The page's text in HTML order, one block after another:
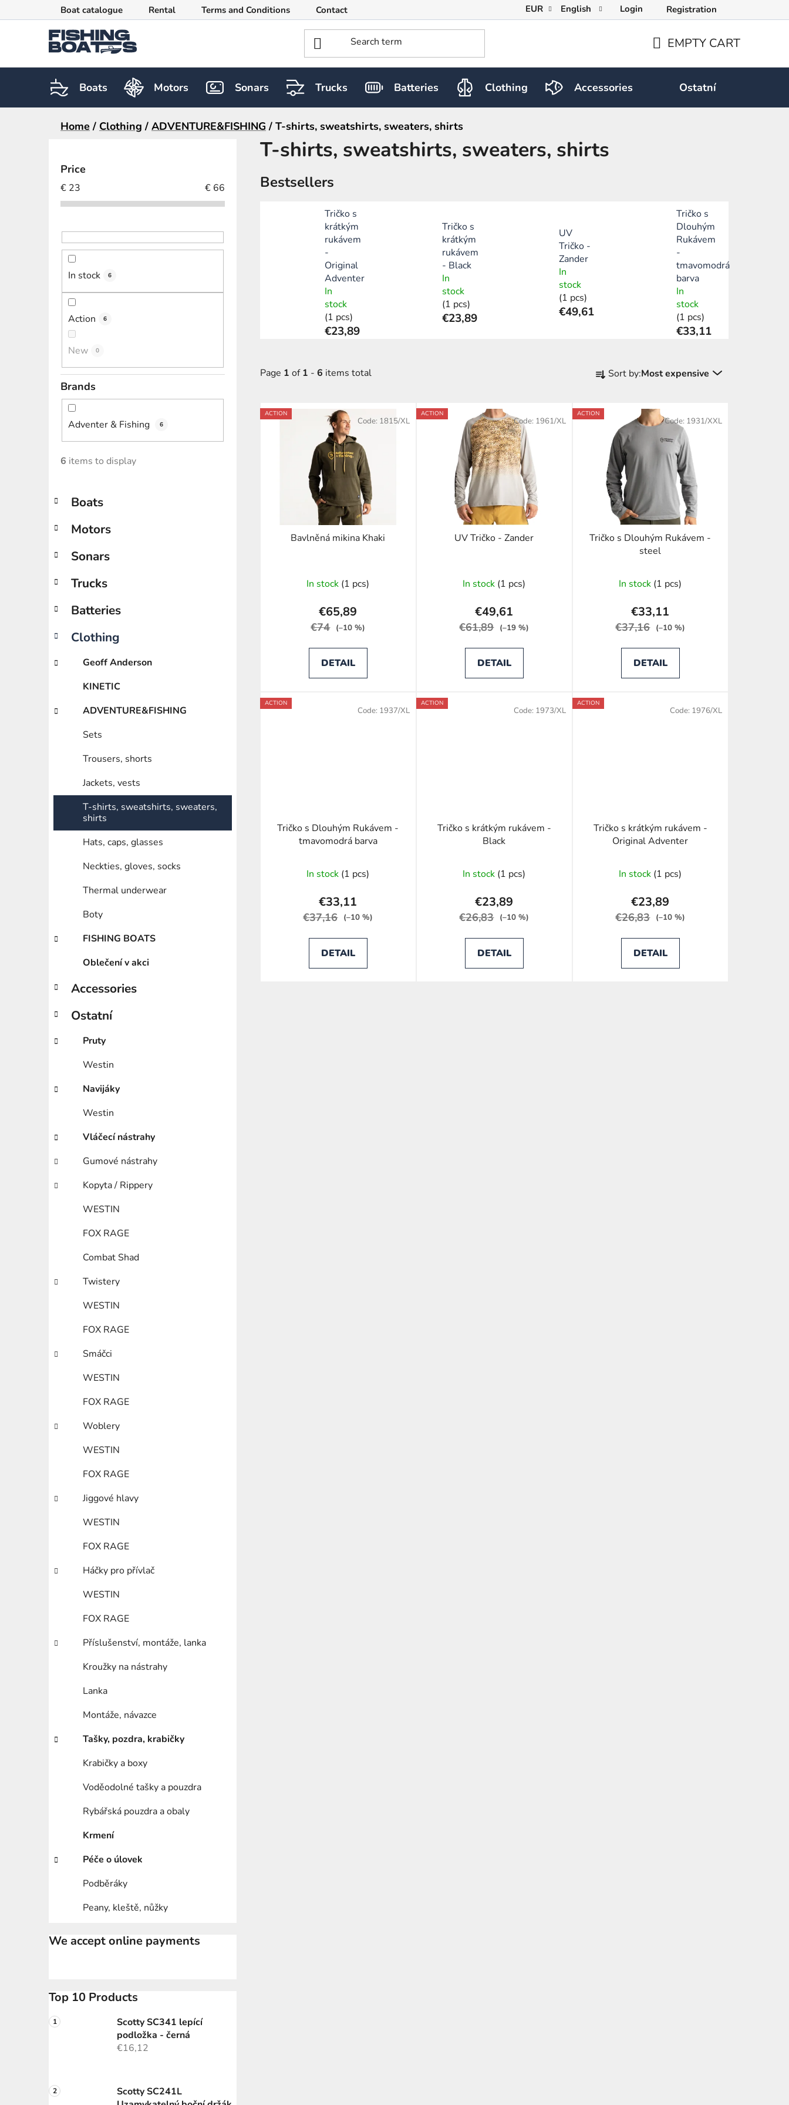
to
Boat catalogue Rental Terms and Conditions Contact EUR English Login Registration
CART
EMPTY CART
Boats Motors Sonars Trucks Batteries Clothing Accessories Ostatní
Home / Clothing / ADVENTURE&FISHING / T-shirts, sweatshirts, sweaters, shirts
Price
€ 23 € 66
In stock 6
Action 6
New 0
Brands
Adventer & Fishing 6
6 items to display
categories
o
Boats
Motors
Sonars
Trucks
Batteries
Clothing
Geoff Anderson
KINETIC
ADVENTURE&FISHING
Sets
Trousers, shorts
Jackets, vests
T-shirts, sweatshirts, sweaters,
shirts
Hats, caps, glasses
Neckties, gloves, socks
Thermal underwear
Boty
FISHING BOATS
Oblečení v akci
Accessories
Ostatní
Pruty
Westin
Navijáky
Westin
Vláčecí nástrahy
Gumové nástrahy
Kopyta / Rippery
WESTIN
FOX RAGE
Combat Shad
Twistery
WESTIN
FOX RAGE
Smáčci
WESTIN
FOX RAGE
Woblery
WESTIN
FOX RAGE
Jiggové hlavy
WESTIN
FOX RAGE
Háčky pro přívlač
WESTIN
FOX RAGE
Příslušenství, montáže, lanka
Kroužky na nástrahy
Lanka
Montáže, návazce
Tašky, pozdra, krabičky
Krabičky a boxy
Voděodolné tašky a pouzdra
Rybářská pouzdra a obaly
Krmení
Péče o úlovek
Podběráky
Peany, kleště, nůžky
We accept online payments
Top 10 Products
Scotty SC341 lepící
podložka - černá
€16,12
Scotty SC241L
T-shirts, sweatshirts, sweaters, shirts
Bestsellers
Tričko s
krátkým
rukávem
-
Original
Adventer
In
stock
(1 pcs)
€23,89
Tričko s
krátkým
rukávem
- Black
In
stock
(1 pcs)
€23,89
UV
Tričko -
Zander
In
stock
(1 pcs)
€49,61
Tričko s
Dlouhým
Rukávem
-
tmavomodrá
barva
In
stock
(1 pcs)
€33,11
Page 1 of1 - 6 items total
r
d
u
i
Sort by:Most expensive
L
i
ACTION
Bavlněná mikina Khaki
In stock (1 pcs)
€65,89
€74 (–10 %)
DETAIL
Code: 1815/XL
ACTION
UV Tričko - Zander
In stock (1 pcs)
€49,61
€61,89 (–19 %)
DETAIL
Code: 1961/XL
ACTION
Tričko s Dlouhým Rukávem -
steel
In stock (1 pcs)
€33,11
€37,16 (–10 %)
DETAIL
Code: 1931/XXL
ACTION
Tričko s Dlouhým Rukávem -
tmavomodrá barva
In stock (1 pcs)
€33,11
€37,16 (–10 %)
DETAIL
Code: 1937/XL
ACTION
Tričko s krátkým rukávem -
Black
In stock (1 pcs)
€23,89
€26,83 (–10 %)
DETAIL
Code: 1973/XL
ACTION
Tričko s krátkým rukávem -
Original Adventer
In stock (1 pcs)
€23,89
€26,83 (–10 %)
DETAIL
Code: 1976/XL